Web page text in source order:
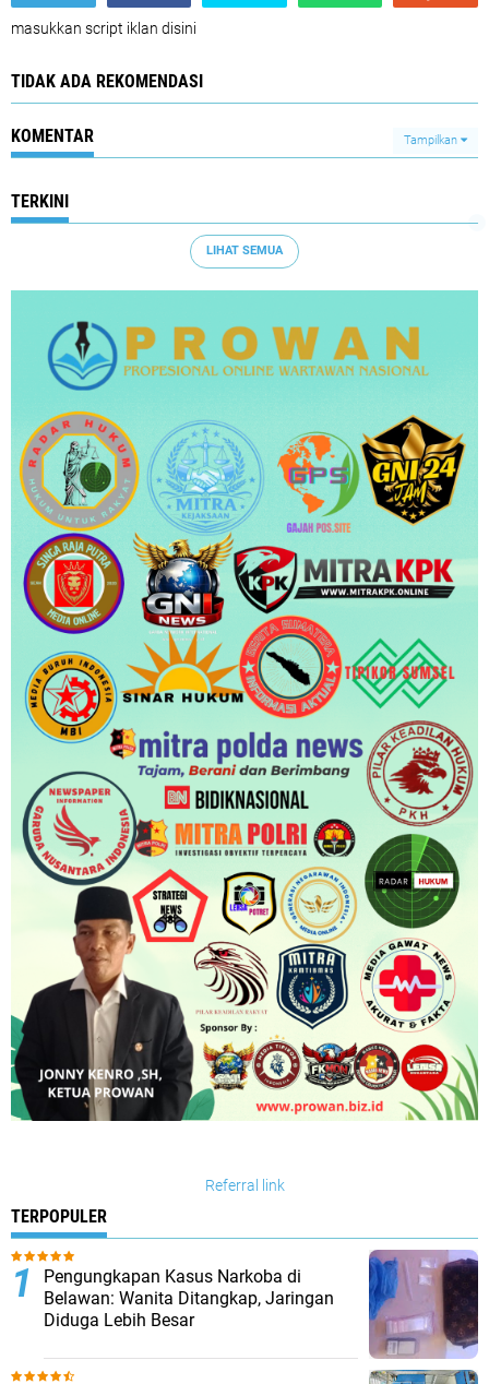
masukkan script iklan disini
TIDAK ADA REKOMENDASI
KOMENTAR Tampilkan
TERKINI
LIHAT SEMUA
Referral link
TERPOPULER
Pengungkapan Kasus Narkoba di
Belawan: Wanita Ditangkap, Jaringan
Diduga Lebih Besar